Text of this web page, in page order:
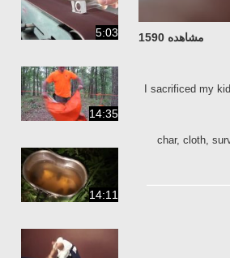
مشاهده 1590
I sacrificed my
char, cloth,
5:03
14:35
14:11